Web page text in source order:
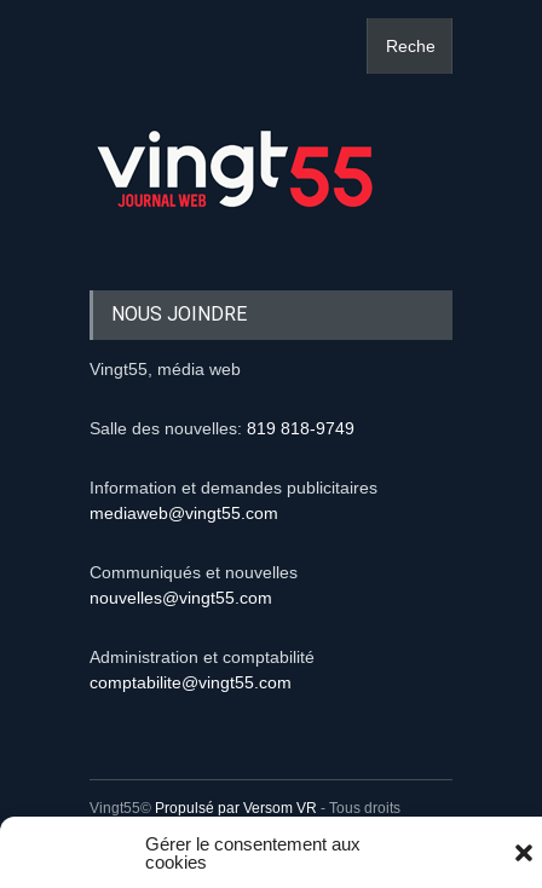
Gérer le consentement aux
cookies
NOUS JOINDRE
Vingt55, média web
Salle des nouvelles: 819 818-9749
Information et demandes publicitaires
mediaweb@vingt55.com
Communiqués et nouvelles
nouvelles@vingt55.com
Administration et comptabilité
comptabilite@vingt55.com
Vingt55© Propulsé par Versom VR - Tous droits